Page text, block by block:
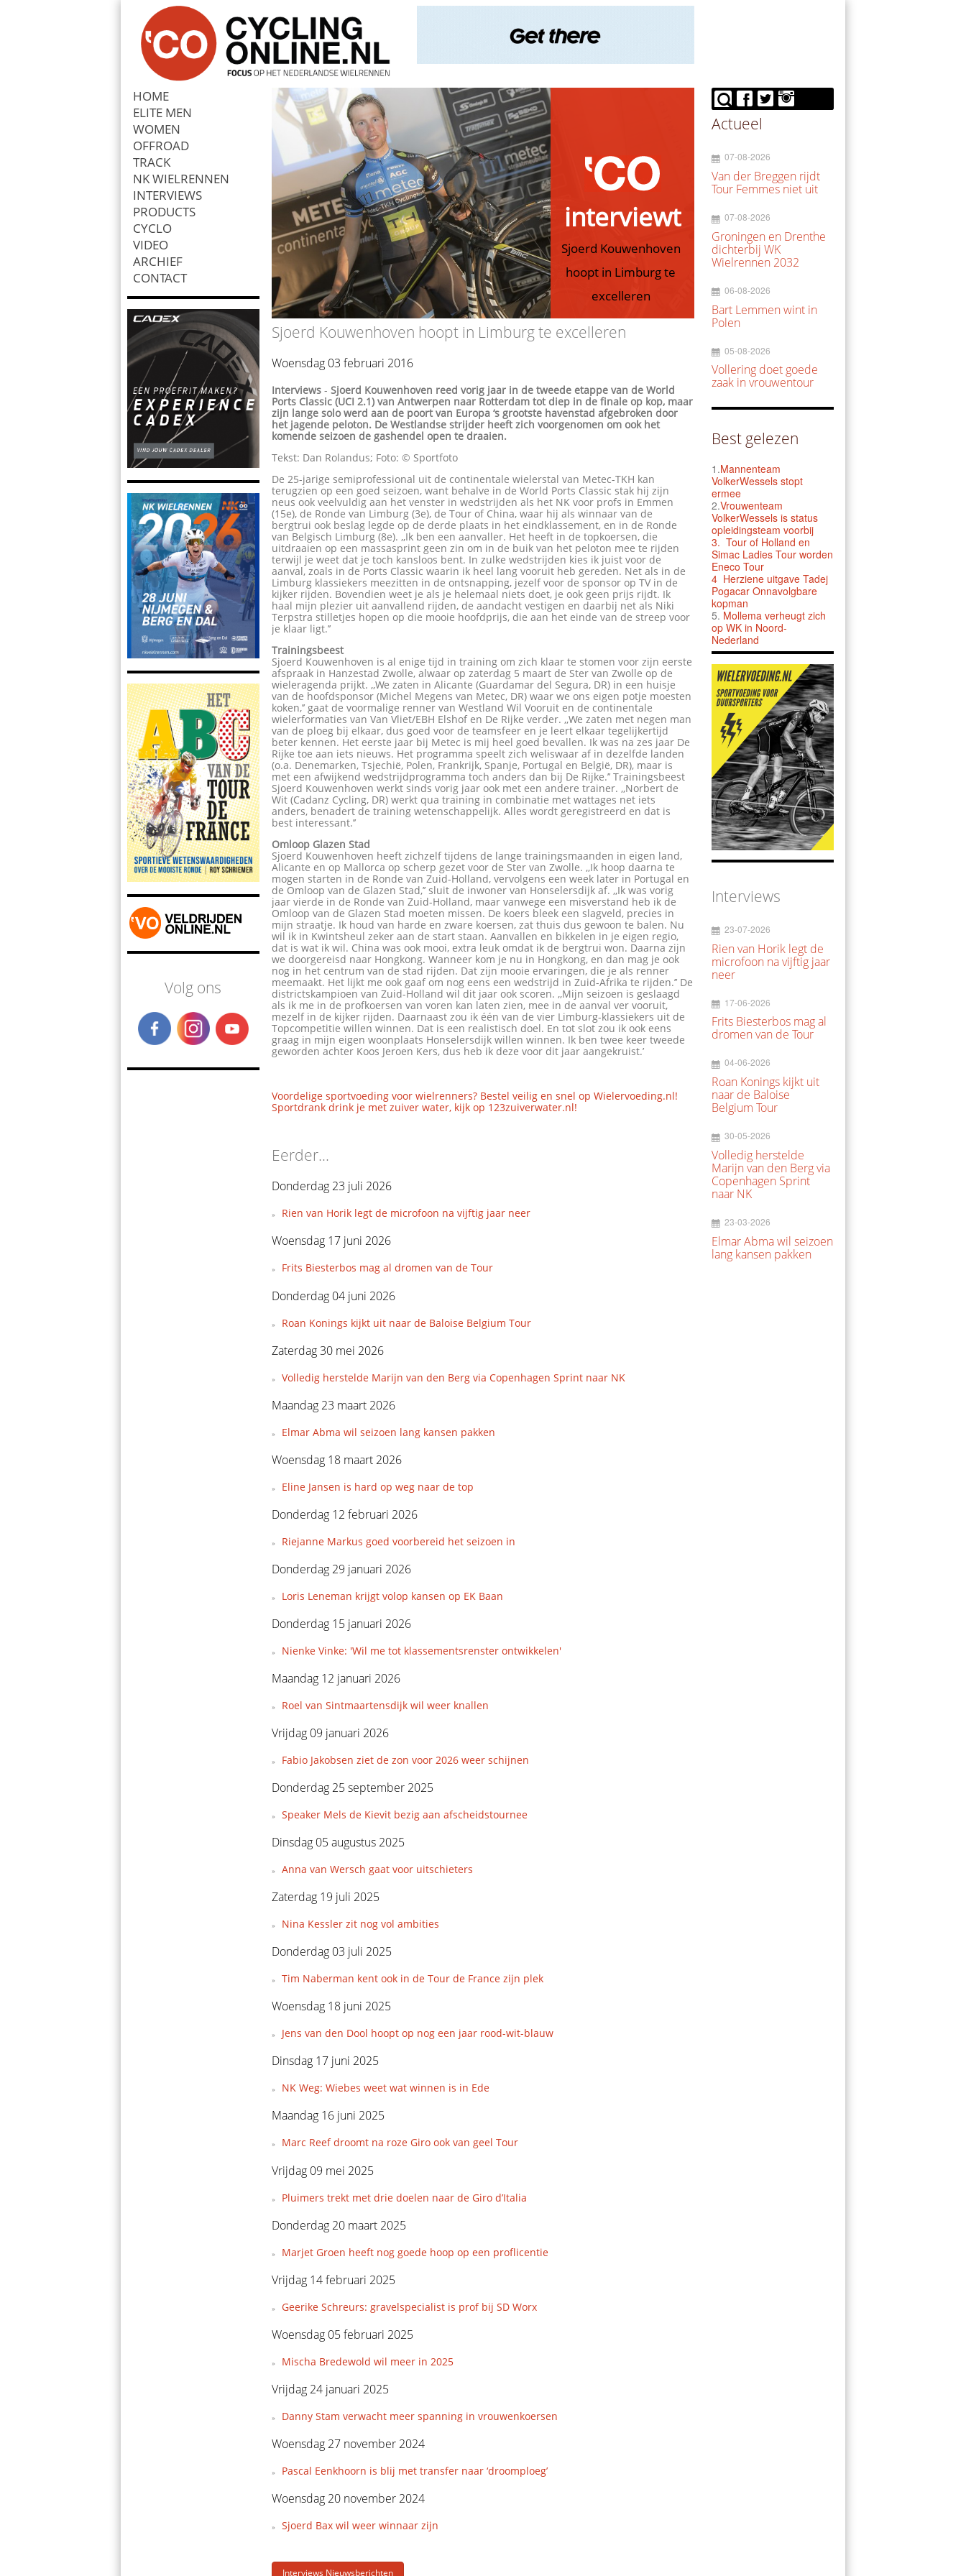
HOME
ELITE MEN
WOMEN
OFFROAD
TRACK
NK WIELRENNEN
INTERVIEWS
PRODUCTS
CYCLO
VIDEO
ARCHIEF
CONTACT
Zoek
Volg ons
interviewt
Sjoerd Kouwenhoven
hoopt in Limburg te
excelleren
Sjoerd Kouwenhoven hoopt in Limburg te excelleren
Woensdag 03 februari 2016
Interviews -Sjoerd Kouwenhoven reed vorig jaar in de tweede etappe van de World
Ports Classic (UCI 2.1) van Antwerpen naar Rotterdam tot diep in de finale op kop, maar
zijn lange solo werd aan de poort van Europa ‘s grootste havenstad afgebroken door
het jagende peloton. De Westlandse strijder heeft zich voorgenomen om ook het
komende seizoen de gashendel open te draaien.
Tekst: Dan Rolandus; Foto: © Sportfoto
De 25-jarige semiprofessional uit de continentale wielerstal van Metec-TKH kan
terugzien op een goed seizoen, want behalve in de World Ports Classic stak hij zijn
neus ook veelvuldig aan het venster in wedstrijden als het NK voor profs in Emmen
(15e), de Ronde van Limburg (3e), de Tour of China, waar hij als winnaar van de
bergtrui ook beslag legde op de derde plaats in het eindklassement, en in de Ronde
van Belgisch Limburg (8e). ,,Ik ben een aanvaller. Het heeft in de topkoersen, die
uitdraaien op een massasprint geen zin om in de buik van het peloton mee te rijden
terwijl je weet dat je toch kansloos bent. In zulke wedstrijden kies ik juist voor de
aanval, zoals in de Ports Classic waarin ik heel lang vooruit heb gereden. Net als in de
Limburg klassiekers meezitten in de ontsnapping, jezelf voor de sponsor op TV in de
kijker rijden. Bovendien weet je als je helemaal niets doet, je ook geen prijs rijdt. Ik
haal mijn plezier uit aanvallend rijden, de aandacht vestigen en daarbij net als Niki
Terpstra stilletjes hopen op die mooie hoofdprijs, die aan het einde van de streep voor
je klaar ligt.’’
Trainingsbeest
Sjoerd Kouwenhoven is al enige tijd in training om zich klaar te stomen voor zijn eerste
afspraak in Hanzestad Zwolle, alwaar op zaterdag 5 maart de Ster van Zwolle op de
wieleragenda prijkt. ,,We zaten in Alicante (Guardamar del Segura, DR) in een huisje
van de hoofdsponsor (Michel Megens van Metec, DR) waar we ons eigen potje moesten
koken,’’ gaat de voormalige renner van Westland Wil Vooruit en de continentale
wielerformaties van Van Vliet/EBH Elshof en De Rijke verder. ,,We zaten met negen man
van de ploeg bij elkaar, dus goed voor de teamsfeer en je leert elkaar tegelijkertijd
beter kennen. Het eerste jaar bij Metec is mij heel goed bevallen. Ik was na zes jaar De
Rijke toe aan iets nieuws. Het programma speelt zich weliswaar af in dezelfde landen
(o.a. Denemarken, Tsjechië, Polen, Frankrijk, Spanje, Portugal en België, DR), maar is
met een afwijkend wedstrijdprogramma toch anders dan bij De Rijke.’’ Trainingsbeest
Sjoerd Kouwenhoven werkt sinds vorig jaar ook met een andere trainer. ,,Norbert de
Wit (Cadanz Cycling, DR) werkt qua training in combinatie met wattages net iets
anders, benadert de training wetenschappelijk. Alles wordt geregistreerd en dat is
best interessant.’’
Omloop Glazen Stad
Sjoerd Kouwenhoven heeft zichzelf tijdens de lange trainingsmaanden in eigen land,
Alicante en op Mallorca op scherp gezet voor de Ster van Zwolle. ,,Ik hoop daarna te
mogen starten in de Ronde van Zuid-Holland, vervolgens een week later in Portugal en
de Omloop van de Glazen Stad,’’ sluit de inwoner van Honselersdijk af. ,,Ik was vorig
jaar vierde in de Ronde van Zuid-Holland, maar vanwege een misverstand heb ik de
Omloop van de Glazen Stad moeten missen. De koers bleek een slagveld, precies in
mijn straatje. Ik houd van harde en zware koersen, zat thuis dus gewoon te balen. Nu
wil ik in Kwintsheul zeker aan de start staan. Aanvallen en bikkelen in je eigen regio,
dat is wat ik wil. China was ook mooi, extra leuk omdat ik de bergtrui won. Daarna zijn
we doorgereisd naar Hongkong. Wanneer kom je nu in Hongkong, en dan mag je ook
nog in het centrum van de stad rijden. Dat zijn mooie ervaringen, die je als renner
meemaakt. Het lijkt me ook gaaf om nog eens een wedstrijd in Zuid-Afrika te rijden.’’ De
districtskampioen van Zuid-Holland wil dit jaar ook scoren. ,,Mijn seizoen is geslaagd
als ik me in de profkoersen van voren kan laten zien, mee in de aanval ver vooruit,
mezelf in de kijker rijden. Daarnaast zou ik één van de vier Limburg-klassiekers uit de
Topcompetitie willen winnen. Dat is een realistisch doel. En tot slot zou ik ook eens
graag in mijn eigen woonplaats Honselersdijk willen winnen. Ik ben twee keer tweede
geworden achter Koos Jeroen Kers, dus heb ik deze voor dit jaar aangekruist.’
Voordelige sportvoeding voor wielrenners? Bestel veilig en snel op Wielervoeding.nl!
Sportdrank drink je met zuiver water, kijk op 123zuiverwater.nl!
Eerder...
Donderdag 23 juli 2026
Rien van Horik legt de microfoon na vijftig jaar neer
Woensdag 17 juni 2026
Frits Biesterbos mag al dromen van de Tour
Donderdag 04 juni 2026
Roan Konings kijkt uit naar de Baloise Belgium Tour
Zaterdag 30 mei 2026
Volledig herstelde Marijn van den Berg via Copenhagen Sprint naar NK
Maandag 23 maart 2026
Elmar Abma wil seizoen lang kansen pakken
Woensdag 18 maart 2026
Eline Jansen is hard op weg naar de top
Donderdag 12 februari 2026
Riejanne Markus goed voorbereid het seizoen in
Donderdag 29 januari 2026
Loris Leneman krijgt volop kansen op EK Baan
Donderdag 15 januari 2026
Nienke Vinke: 'Wil me tot klassementsrenster ontwikkelen'
Maandag 12 januari 2026
Roel van Sintmaartensdijk wil weer knallen
Vrijdag 09 januari 2026
Fabio Jakobsen ziet de zon voor 2026 weer schijnen
Donderdag 25 september 2025
Speaker Mels de Kievit bezig aan afscheidstournee
Dinsdag 05 augustus 2025
Anna van Wersch gaat voor uitschieters
Zaterdag 19 juli 2025
Nina Kessler zit nog vol ambities
Donderdag 03 juli 2025
Tim Naberman kent ook in de Tour de France zijn plek
Woensdag 18 juni 2025
Jens van den Dool hoopt op nog een jaar rood-wit-blauw
Dinsdag 17 juni 2025
NK Weg: Wiebes weet wat winnen is in Ede
Maandag 16 juni 2025
Marc Reef droomt na roze Giro ook van geel Tour
Vrijdag 09 mei 2025
Pluimers trekt met drie doelen naar de Giro d’Italia
Donderdag 20 maart 2025
Marjet Groen heeft nog goede hoop op een proflicentie
Vrijdag 14 februari 2025
Geerike Schreurs: gravelspecialist is prof bij SD Worx
Woensdag 05 februari 2025
Mischa Bredewold wil meer in 2025
Vrijdag 24 januari 2025
Danny Stam verwacht meer spanning in vrouwenkoersen
Woensdag 27 november 2024
Pascal Eenkhoorn is blij met transfer naar ‘droomploeg’
Woensdag 20 november 2024
Sjoerd Bax wil weer winnaar zijn
Interviews Nieuwsberichten
Actueel
07-08-2026
Van der Breggen rijdt
Tour Femmes niet uit
07-08-2026
Groningen en Drenthe
dichterbij WK
Wielrennen 2032
06-08-2026
Bart Lemmen wint in
Polen
05-08-2026
Vollering doet goede
zaak in vrouwentour
Best gelezen
1.Mannenteam
VolkerWessels stopt
ermee
2.Vrouwenteam
VolkerWessels is status
opleidingsteam voorbij
3. Tour of Holland en
Simac Ladies Tour worden
Eneco Tour
4 Herziene uitgave Tadej
Pogacar Onnavolgbare
kopman
5. Mollema verheugt zich
op WK in Noord-
Nederland
Interviews
23-07-2026
Rien van Horik legt de
microfoon na vijftig jaar
neer
17-06-2026
Frits Biesterbos mag al
dromen van de Tour
04-06-2026
Roan Konings kijkt uit
naar de Baloise
Belgium Tour
30-05-2026
Volledig herstelde
Marijn van den Berg via
Copenhagen Sprint
naar NK
23-03-2026
Elmar Abma wil seizoen
lang kansen pakken